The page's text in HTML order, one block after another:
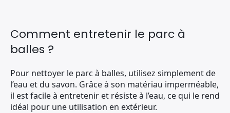
Comment entretenir le parc à
balles ?
Pour nettoyer le parc à balles, utilisez simplement de
l’eau et du savon. Grâce à son matériau imperméable,
il est facile à entretenir et résiste à l’eau, ce qui le rend
idéal pour une utilisation en extérieur.